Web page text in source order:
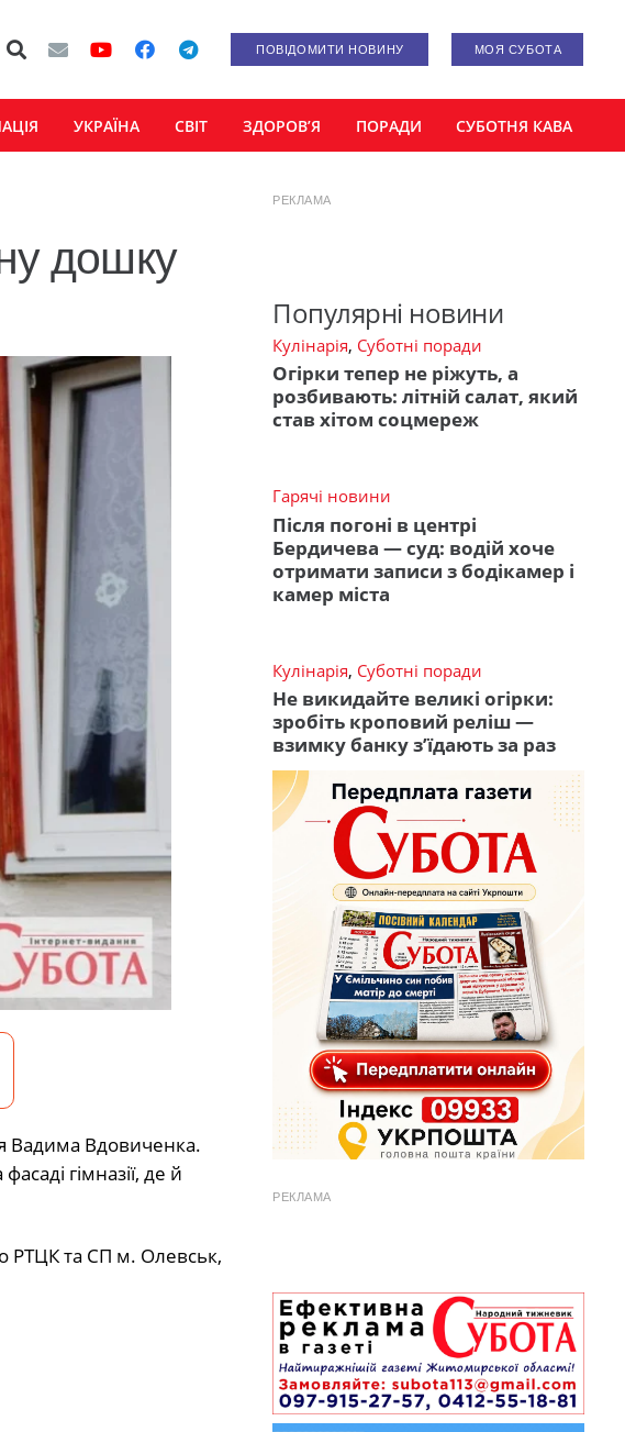
ПОВІДОМИТИ НОВИНУ МОЯ СУБОТА
УКРАЇНА СВІТ ЗДОРОВ’Я ПОРАДИ СУБОТНЯ КАВА
дошку
Вадима Вдовиченка.
гімназії, де й
РТЦК та СП м. Олевськ,
РЕКЛАМА
Популярні новини
Кулінарія, Суботні поради
Огірки тепер не ріжуть, а
розбивають: літній салат, який
став хітом соцмереж
Гарячі новини
Після погоні в центрі
Бердичева — суд: водій хоче
отримати записи з бодікамер і
камер міста
Кулінарія, Суботні поради
Не викидайте великі огірки:
зробіть кроповий реліш —
взимку банку з’їдають за раз
РЕКЛАМА